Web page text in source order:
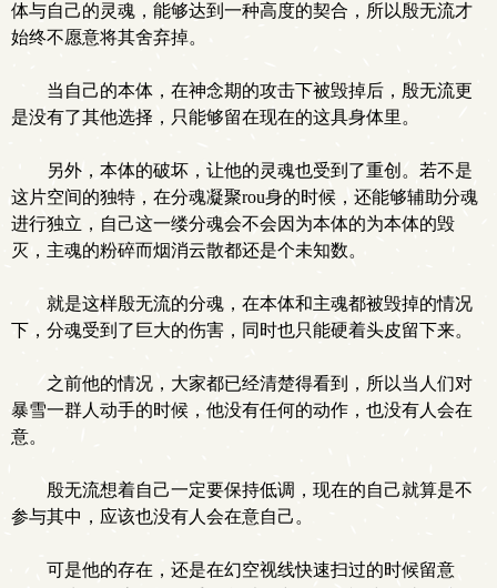
体与自己的灵魂，能够达到一种高度的契合，所以殷无流才
始终不愿意将其舍弃掉。
当自己的本体，在神念期的攻击下被毁掉后，殷无流更
是没有了其他选择，只能够留在现在的这具身体里。
另外，本体的破坏，让他的灵魂也受到了重创。若不是
这片空间的独特，在分魂凝聚rou身的时候，还能够辅助分魂
进行独立，自己这一缕分魂会不会因为本体的为本体的毁
灭，主魂的粉碎而烟消云散都还是个未知数。
就是这样殷无流的分魂，在本体和主魂都被毁掉的情况
下，分魂受到了巨大的伤害，同时也只能硬着头皮留下来。
之前他的情况，大家都已经清楚得看到，所以当人们对
暴雪一群人动手的时候，他没有任何的动作，也没有人会在
意。
殷无流想着自己一定要保持低调，现在的自己就算是不
参与其中，应该也没有人会在意自己。
可是他的存在，还是在幻空视线快速扫过的时候留意